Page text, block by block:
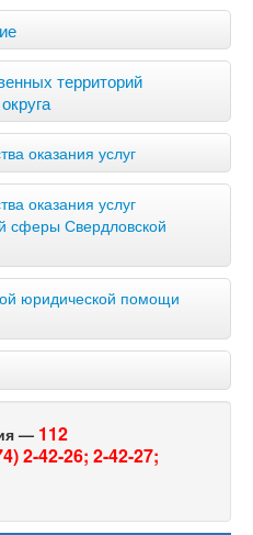
территорий
оказания услуг
оказания услуг
сферы Свердловской
юридической помощи
— 112
2-42-26; 2-42-27;